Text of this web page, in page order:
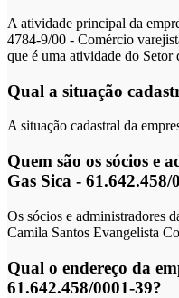
A atividade principal da
4784-9/00 - Comércio
que é uma atividade do Setor
Qual a situação
A situação cadastral da
Quem são os sócios e
Gas Sica - 61.642.458/
Os sócios e administradores
Camila Santos Evangelista
Qual o endereço da
61.642.458/0001-39?